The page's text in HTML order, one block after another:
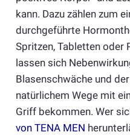
kann. Dazu zählen zum
durchgeführte
Spritzen, Tabletten oder
lassen sich
Blasenschwäche und
natürlichem Wege mit
Griff bekommen. Wer
von TENA MEN